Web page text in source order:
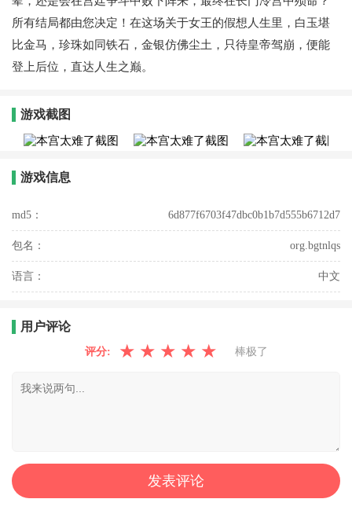
所有结局都由您决定！在这场关于女王的假想人生里，白玉堪
比金马，珍珠如同铁石，金银仿佛尘土，只待皇帝驾崩，便能
登上后位，直达人生之巅。
游戏截图
游戏信息
md5： 6d877f6703f47dbc0b1b7d555b6712d7
包名： org.bgtnlqs
语言： 中文
用户评论
评分: ★ ★ ★ ★ ★ 棒极了